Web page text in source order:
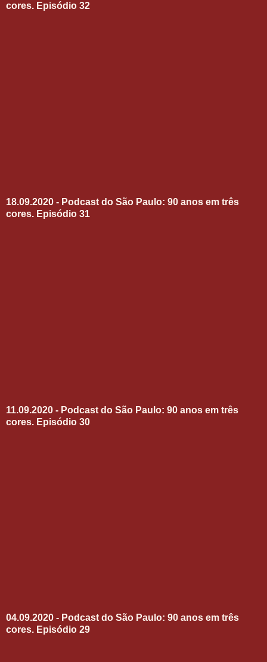
cores. Episódio 32
18.09.2020 - Podcast do São Paulo: 90 anos em três
cores. Episódio 31
11.09.2020 - Podcast do São Paulo: 90 anos em três
cores. Episódio 30
04.09.2020 - Podcast do São Paulo: 90 anos em três
cores. Episódio 29